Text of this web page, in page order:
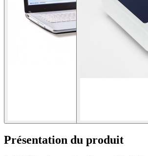
Présentation du produit